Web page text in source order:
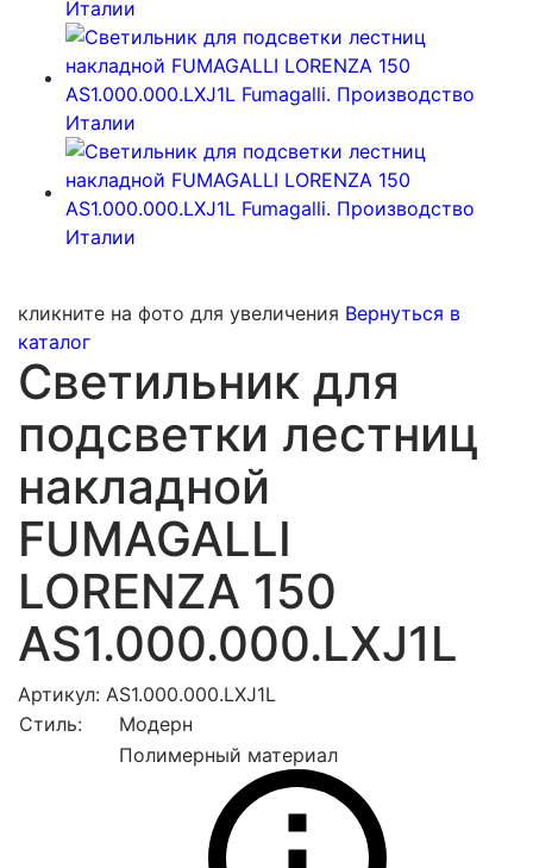
кликните на фото для увеличения Вернуться в
каталог
Светильник для
подсветки лестниц
накладной
FUMAGALLI
LORENZA 150
AS1.000.000.LXJ1L
Артикул: AS1.000.000.LXJ1L
Стиль:
Модерн
Полимерный материал